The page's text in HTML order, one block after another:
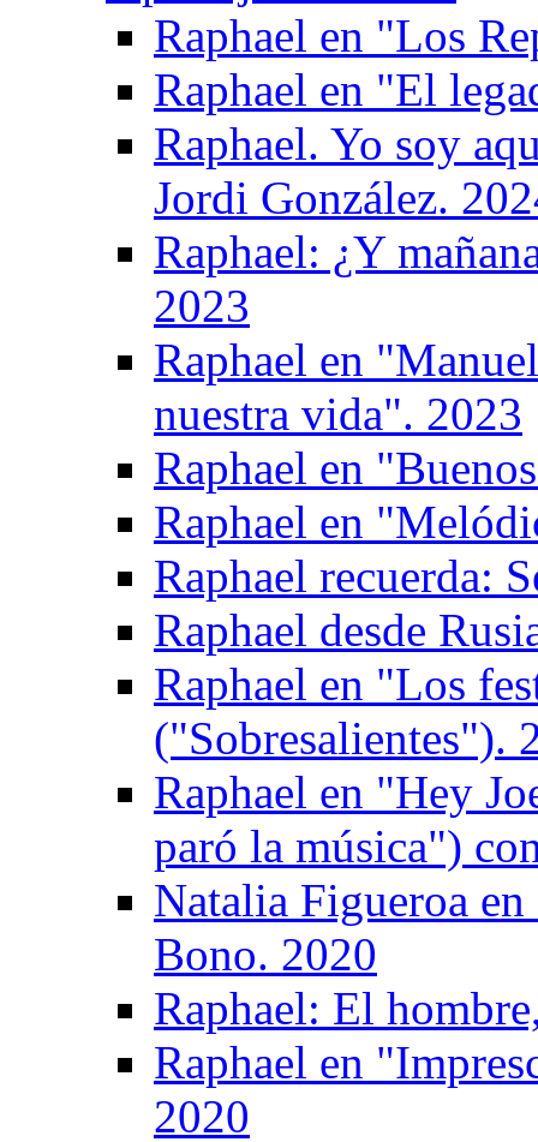
Raphael en "Los
Raphael en "El
Raphael. Yo soy
Jordi González.
Raphael: ¿Y
2023
Raphael en
nuestra vida". 2023
Raphael en
Raphael en
Raphael recuerda:
Raphael desde
Raphael en "Los
("Sobresalientes").
Raphael en "Hey
paró la música")
Natalia Figueroa
Bono. 2020
Raphael: El
Raphael en
2020